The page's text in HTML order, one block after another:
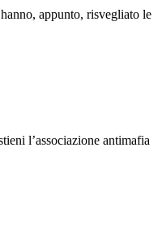
appunto, risvegliato le
l’associazione antimafia